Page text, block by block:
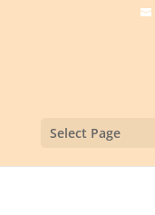
Select Page